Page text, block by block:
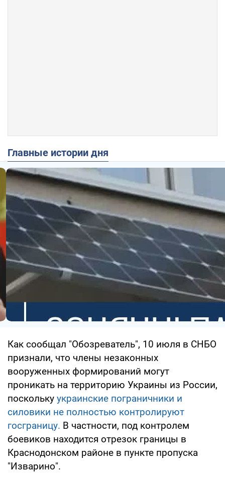
Главные истории дня
Как сообщал "Обозреватель", 10 июля в СНБО
признали, что члены незаконных
вооруженных формирований могут
проникать на территорию Украины из России,
поскольку украинские пограничники и
силовики не полностью контролируют
госграницу. В частности, под контролем
боевиков находится отрезок границы в
Краснодонском районе в пункте пропуска
"Изварино".